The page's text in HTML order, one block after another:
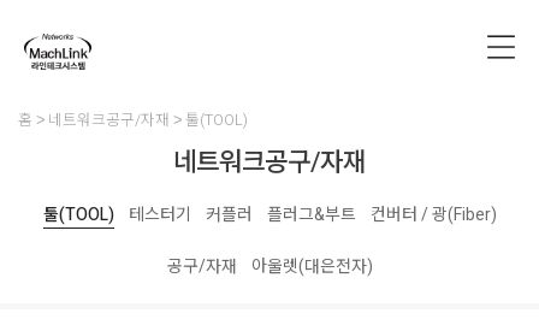
홈 네트워크공구/자재 툴(TOOL)
네트워크공구/자재
툴(TOOL) 테스터기 커플러 플러그&부트 컨버터 / 광(Fiber)
공구/자재 아울렛(대은전자)